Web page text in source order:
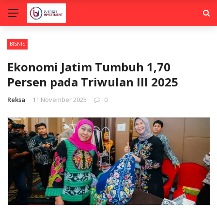
BISNIS
Ekonomi Jatim Tumbuh 1,70
Persen pada Triwulan III 2025
Reksa 11 November 2025 0